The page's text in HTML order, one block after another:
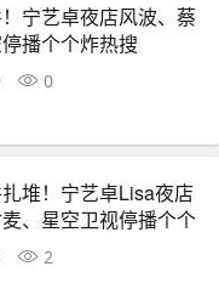
宁艺卓夜店风波、蔡
播个个炸热搜
0
堆！宁艺卓Lisa夜店
、星空卫视停播个个
2